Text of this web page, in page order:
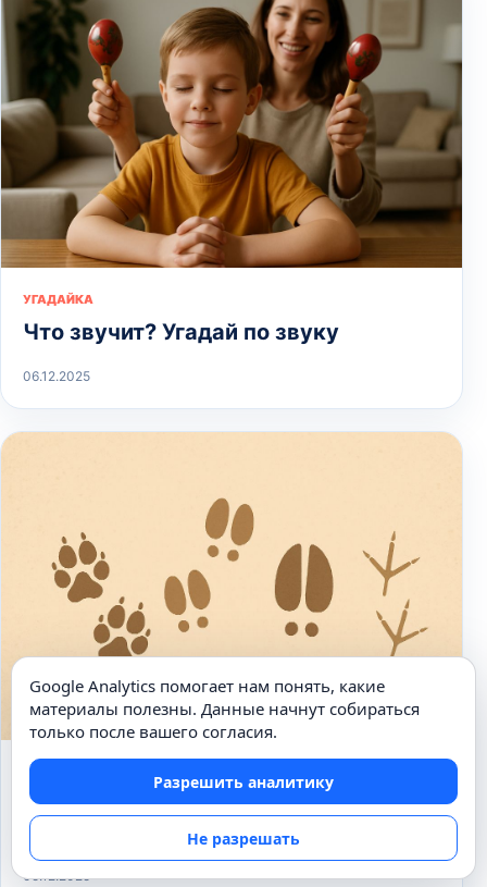
УГАДАЙКА
Что звучит? Угадай по звуку
06.12.2025
УГАДАЙКА
Кто оставил следы? Угадай
животное
05.12.2025
Google Analytics помогает нам понять, какие
материалы полезны. Данные начнут собираться
только после вашего согласия.
Разрешить аналитику
Не разрешать